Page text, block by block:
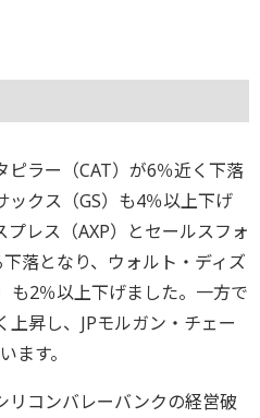
ピラー（CAT）が6％近く下落
ックス（GS）も4％以上下げ
レス（AXP）とセールスフォ
落となり、ウォルト・ディズ
も2％以上下げました。一方で
昇し、JPモルガン・チェー
ます。
リコンバレーバンクの経営破